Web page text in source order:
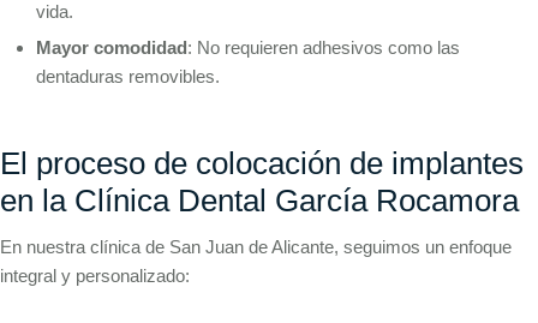
vida.
Mayor comodidad: No requieren adhesivos como las
dentaduras removibles.
El proceso de colocación de implantes
en la Clínica Dental García Rocamora
En nuestra clínica de San Juan de Alicante, seguimos un enfoque
integral y personalizado: